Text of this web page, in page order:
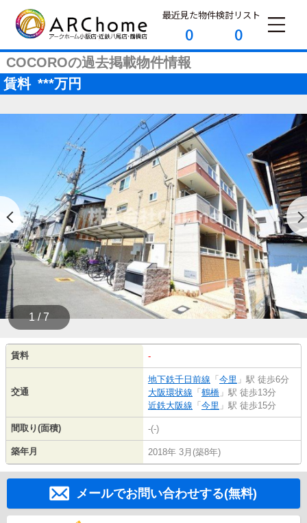
最近見た物件
0
検討リスト
0
COCOROの過去掲載物件情報
賃料 ***万円
1 / 7
賃料 -
交通
地下鉄千日前線 「 今里 」駅 徒歩6分
大阪環状線 「 鶴橋 」駅 徒歩13分
近鉄大阪線 「 今里 」駅 徒歩15分
間取り(面積) -(-)
築年月 2018年 3月(築8年)
メールでお問い合わせする(無料)